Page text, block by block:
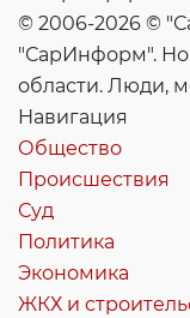
© 2006-2026 ©
"СарИнформ".
области. Люди,
Навигация
Общество
Происшествия
Суд
Политика
Экономика
ЖКХ и